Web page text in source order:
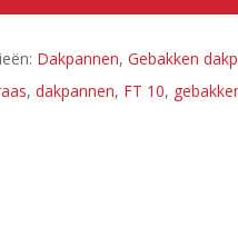
Dakpannen,Gebakken
,dakpannen, FT 10,